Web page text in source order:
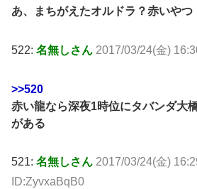
あ、まちがえたオルドラ？赤いやつ
522: 名無しさん 2017/03/24(金)
>>520
赤い龍なら深夜1時位にタバンダ大
がある
521: 名無しさん 2017/03/24(金)
ID:ZyvxaBqB0